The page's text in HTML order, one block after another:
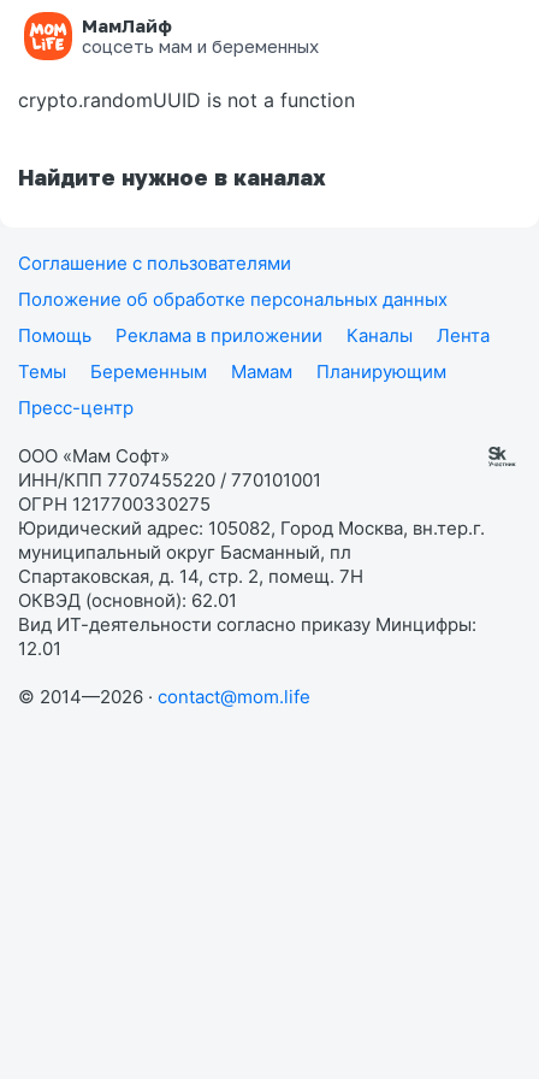
МамЛайф
соцсеть мам и беременных
Ошибка на странице
crypto.randomUUID is not a function
Найдите нужное в каналах
Соглашение с пользователями
Положение об обработке персональных данных
Помощь
Реклама в приложении Каналы
Лента
Темы
Беременным Мамам
Планирующим
Пресс-центр
ООО «Мам Софт»
ИНН/КПП 7707455220 / 770101001
ОГРН 1217700330275
Юридический адрес: 105082, Город Москва, вн.тер.г.
муниципальный округ Басманный, пл
Спартаковская, д. 14, стр. 2, помещ. 7Н
ОКВЭД (основной): 62.01
Вид ИТ-деятельности согласно приказу Минцифры:
12.01
© 2014—2026 · contact@mom.life